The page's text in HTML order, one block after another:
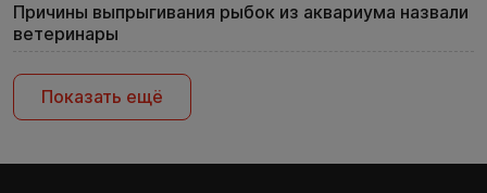
Причины выпрыгивания рыбок из аквариума назвали
ветеринары
Показать ещё